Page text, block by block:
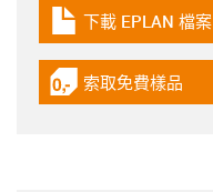
igus-icon-download-
下載 EPLAN 檔案
igus-icon-gratismuster
索取免費樣品